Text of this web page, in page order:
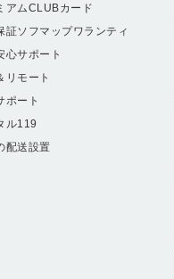
アムCLUBカード
証ソフマップワランティ
心サポート
リモート
ポート
ル119
配送設置